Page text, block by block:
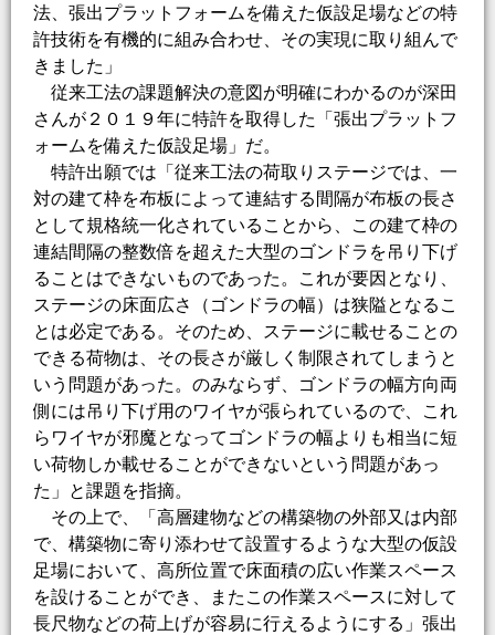
法、張出プラットフォームを備えた仮設足場などの特
許技術を有機的に組み合わせ、その実現に取り組んで
きました」
従来工法の課題解決の意図が明確にわかるのが深田
さんが２０１９年に特許を取得した「張出プラットフ
ォームを備えた仮設足場」だ。
特許出願では「従来工法の荷取りステージでは、一
対の建て枠を布板によって連結する間隔が布板の長さ
として規格統一化されていることから、この建て枠の
連結間隔の整数倍を超えた大型のゴンドラを吊り下げ
ることはできないものであった。これが要因となり、
ステージの床面広さ（ゴンドラの幅）は狭隘となるこ
とは必定である。そのため、ステージに載せることの
できる荷物は、その長さが厳しく制限されてしまうと
いう問題があった。のみならず、ゴンドラの幅方向両
側には吊り下げ用のワイヤが張られているので、これ
らワイヤが邪魔となってゴンドラの幅よりも相当に短
い荷物しか載せることができないという問題があっ
た」と課題を指摘。
その上で、「高層建物などの構築物の外部又は内部
で、構築物に寄り添わせて設置するような大型の仮設
足場において、高所位置で床面積の広い作業スペース
を設けることができ、またこの作業スペースに対して
長尺物などの荷上げが容易に行えるようにする」張出